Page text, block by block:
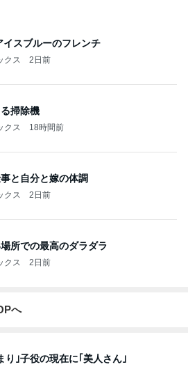
イスブルーのフレンチ
クス 2日前
掃除機
クス 18時間前
と自分と嫁の体調
クス 2日前
所での最高のダラダラ
クス 2日前
へ
り｣子役の現在に｢美人さん｣